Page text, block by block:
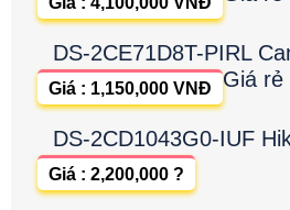
DS-2CE71D8T-PIRL
Giá rẻ
Giá : 1,150,000 VNĐ
DS-2CD1043G0-IUF
Giá : 2,200,000 ?